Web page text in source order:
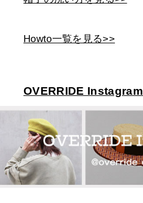
Howto一覧を見る>>
OVERRIDE Instagram